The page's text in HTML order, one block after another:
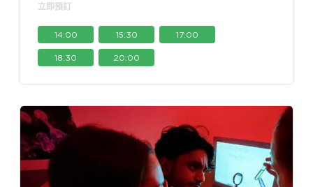
立即預訂
14:00 15:30 17:00
18:30 20:00